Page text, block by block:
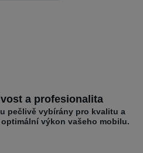
a profesionalita
pečlivě vybírány pro kvalitu a
výkon vašeho mobilu.